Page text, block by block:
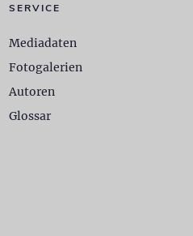
SERVICE
Mediadaten
Fotogalerien
Autoren
Glossar